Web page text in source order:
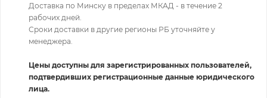
Доставка по Минску в пределах МКАД - в течение 2
рабочих дней.
Сроки доставки в другие регионы РБ уточняйте у
менеджера.
Цены доступны для зарегистрированных пользователей,
подтвердивших регистрационные данные юридического
лица.